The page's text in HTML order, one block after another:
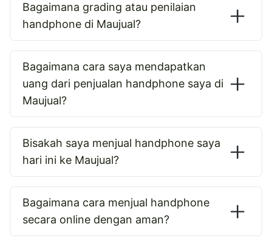
Bagaimana grading atau penilaian
handphone di Maujual?
Bagaimana cara saya mendapatkan
uang dari penjualan handphone saya di
Maujual?
Bisakah saya menjual handphone saya
hari ini ke Maujual?
Bagaimana cara menjual handphone
secara online dengan aman?